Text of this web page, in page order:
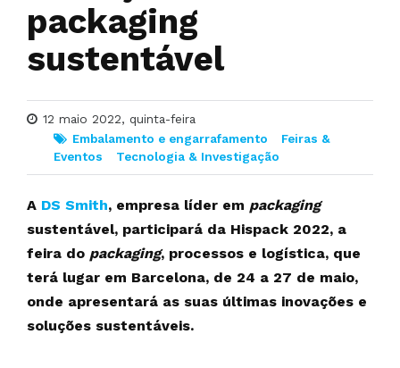
packaging
sustentável
12 maio 2022, quinta-feira
Embalamento e engarrafamento
Feiras &
Eventos
Tecnologia & Investigação
A DS Smith, empresa líder em packaging
sustentável, participará da Hispack 2022, a
feira do packaging, processos e logística, que
terá lugar em Barcelona, de 24 a 27 de maio,
onde apresentará as suas últimas inovações e
soluções sustentáveis.